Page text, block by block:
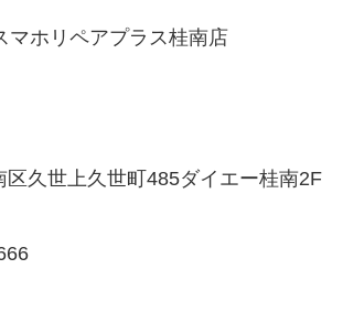
マホリペアプラス桂南店
区久世上久世町485ダイエー桂南2F